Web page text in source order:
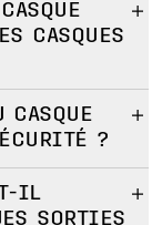
CASQUES
qui équilibre
quotidienne,
CASQUE
?
couche à faible
afin
IL
SORTIES